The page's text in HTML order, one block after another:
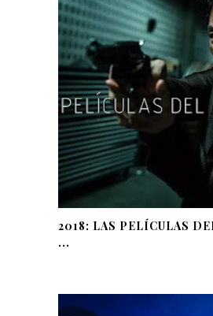
2018: LAS PELÍCULAS
...